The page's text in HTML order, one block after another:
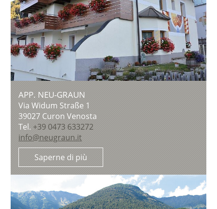
APP. NEU-GRAUN
Via Widum Straße 1
39027 Curon Venosta
Tel.+39 0473 633272
info@neugraun.it
Saperne di più